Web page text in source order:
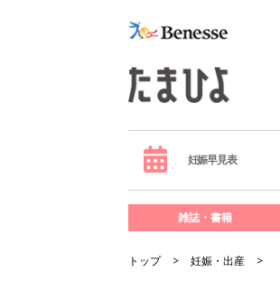
妊娠早見表
雑誌・書籍
トップ 妊娠・出産